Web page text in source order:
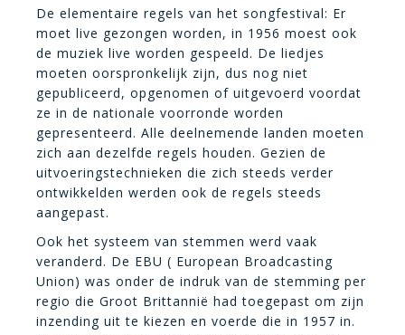
De elementaire regels van het songfestival: Er
moet live gezongen worden, in 1956 moest ook
de muziek live worden gespeeld. De liedjes
moeten oorspronkelijk zijn, dus nog niet
gepubliceerd, opgenomen of uitgevoerd voordat
ze in de nationale voorronde worden
gepresenteerd. Alle deelnemende landen moeten
zich aan dezelfde regels houden. Gezien de
uitvoeringstechnieken die zich steeds verder
ontwikkelden werden ook de regels steeds
aangepast.
Ook het systeem van stemmen werd vaak
veranderd. De EBU ( European Broadcasting
Union) was onder de indruk van de stemming per
regio die Groot Brittannië had toegepast om zijn
inzending uit te kiezen en voerde die in 1957 in.